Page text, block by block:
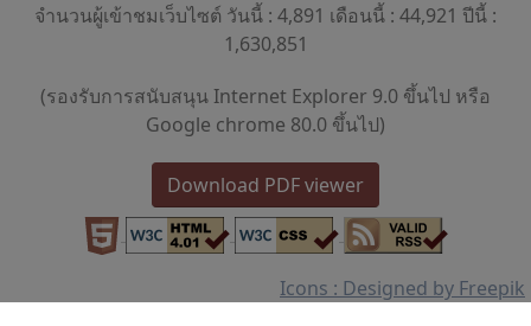
จำนวนผู้เข้าชมเว็บไซต์ วันนี้ : 4,891 เดือนนี้ : 44,921 ปีนี้ :
1,630,851
(รองรับการสนับสนุน Internet Explorer 9.0 ขึ้นไป หรือ
Google chrome 80.0 ขึ้นไป)
Download PDF viewer
Icons : Designed by Freepik